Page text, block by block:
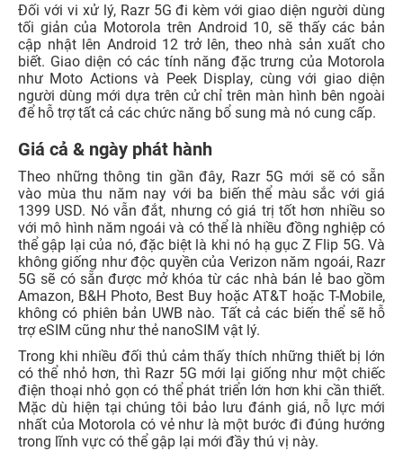
Đối với vi xử lý, Razr 5G đi kèm với giao diện người dùng
tối giản của Motorola trên Android 10, sẽ thấy các bản
cập nhật lên Android 12 trở lên, theo nhà sản xuất cho
biết. Giao diện có các tính năng đặc trưng của Motorola
như Moto Actions và Peek Display, cùng với giao diện
người dùng mới dựa trên cử chỉ trên màn hình bên ngoài
để hỗ trợ tất cả các chức năng bổ sung mà nó cung cấp.
Giá cả & ngày phát hành
Theo những thông tin gần đây, Razr 5G mới sẽ có sẵn
vào mùa thu năm nay với ba biến thể màu sắc với giá
1399 USD. Nó vẫn đắt, nhưng có giá trị tốt hơn nhiều so
với mô hình năm ngoái và có thể là nhiều đồng nghiệp có
thể gập lại của nó, đặc biệt là khi nó hạ gục Z Flip 5G. Và
không giống như độc quyền của Verizon năm ngoái, Razr
5G sẽ có sẵn được mở khóa từ các nhà bán lẻ bao gồm
Amazon, B&H Photo, Best Buy hoặc AT&T hoặc T-Mobile,
không có phiên bản UWB nào. Tất cả các biến thể sẽ hỗ
trợ eSIM cũng như thẻ nanoSIM vật lý.
Trong khi nhiều đối thủ cảm thấy thích những thiết bị lớn
có thể nhỏ hơn, thì Razr 5G mới lại giống như một chiếc
điện thoại nhỏ gọn có thể phát triển lớn hơn khi cần thiết.
Mặc dù hiện tại chúng tôi bảo lưu đánh giá, nỗ lực mới
nhất của Motorola có vẻ như là một bước đi đúng hướng
trong lĩnh vực có thể gập lại mới đầy thú vị này.